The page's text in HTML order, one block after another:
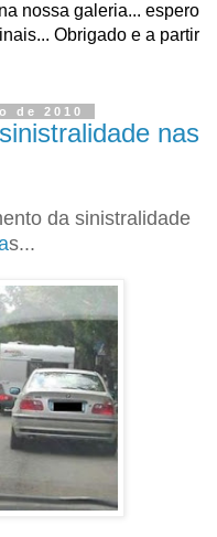
nossa galeria... espero
Obrigado e a partir
de 2010
nas
da sinistralidade
s...